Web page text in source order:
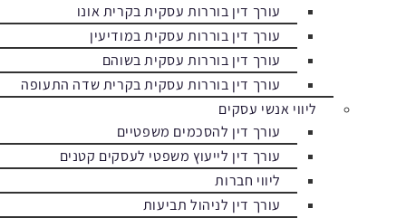
עורך דין בוררות עסקית בקרית אונו
עורך דין בוררות עסקית במודיעין
עורך דין בוררות עסקית בשוהם
עורך דין בוררות עסקית בקרית שדה התעופה
ליווי אנשי עסקים
עורך דין להסכמים משפטיים
עורך דין לייעוץ משפטי לעסקים קטנים
ליווי חברות
עורך דין לניהול תביעות